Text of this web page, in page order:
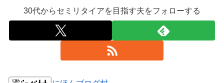
30代からセミリタイアを目指す夫をフォローする